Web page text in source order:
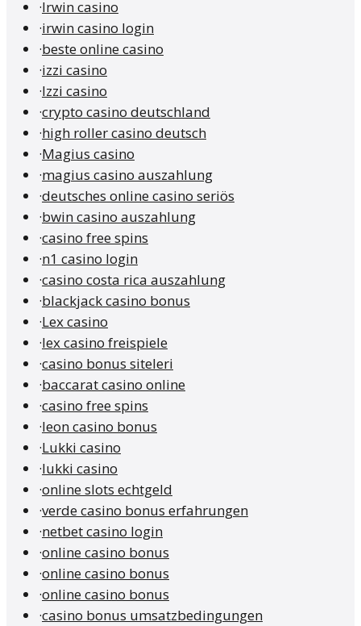
·Irwin casino
·irwin casino login
·beste online casino
·izzi casino
·Izzi casino
·crypto casino deutschland
·high roller casino deutsch
·Magius casino
·magius casino auszahlung
·deutsches online casino seriös
·bwin casino auszahlung
·casino free spins
·n1 casino login
·casino costa rica auszahlung
·blackjack casino bonus
·Lex casino
·lex casino freispiele
·casino bonus siteleri
·baccarat casino online
·casino free spins
·leon casino bonus
·Lukki casino
·lukki casino
·online slots echtgeld
·verde casino bonus erfahrungen
·netbet casino login
·online casino bonus
·online casino bonus
·online casino bonus
·casino bonus umsatzbedingungen